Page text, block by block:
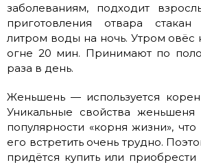
заболеваниям, подходит
приготовления отвара
литром воды на ночь. Утром овёс
огне 20 мин. Принимают по
раза в день.
Женьшень — используется
Уникальные свойства
популярности «корня жизни»,
его встретить очень трудно.
придётся купить или приобрести